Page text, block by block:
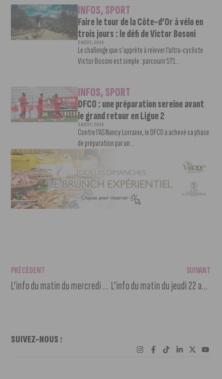
INFOS,SPORT
Faire le tour de la Côte-d’Or à vélo en
trois jours : le défi de Victor Bosoni
5 AOÛT, 2026
Le challenge que s’apprête à relever l’ultra-cycliste
Victor Bosoni est simple : parcourir 571...
INFOS,SPORT
DFCO : une préparation sereine avant
le grand retour en Ligue 2
3 AOÛT, 2026
Contre l’AS Nancy Lorraine, le DFCO a achevé sa phase
de préparation par un...
PRÉCÉDENT
L’info du matin du mercredi 21 août 2024
SUIVANT
L’info du matin du jeudi 22 août 2024
SUIVEZ-NOUS :